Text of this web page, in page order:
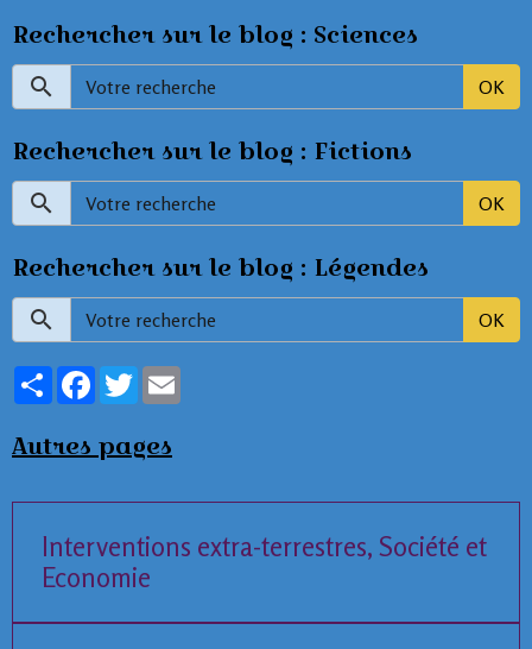
Rechercher sur le blog : Sciences
OK
Rechercher sur le blog : Fictions
OK
Rechercher sur le blog : Légendes
OK
PartagerFacebookTwitter
Autres pages
Interventions extra-terrestres, Société et
Economie